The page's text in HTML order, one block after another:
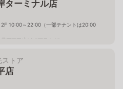
ターミナル店
10:00～22:00（一部テナントは20:00
豊平区平岸2条7丁目4-35
ストア
店